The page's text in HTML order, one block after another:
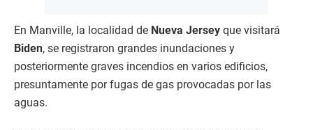
En Manville, la localidad de Nueva Jersey que visitará
Biden, se registraron grandes inundaciones y
posteriormente graves incendios en varios edificios,
presuntamente por fugas de gas provocadas por las
aguas.